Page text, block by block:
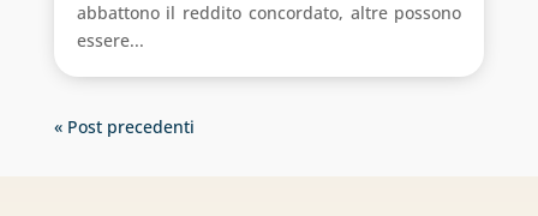
abbattono il reddito concordato, altre possono
essere...
« Post precedenti